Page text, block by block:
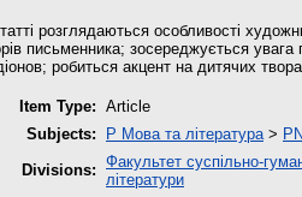
розглядаються особливості
письменника; зосереджується
робиться акцент на дитячих
Item Type: Article
Subjects:
P Мова та література>
Divisions: Факультет суспільно-
літератури